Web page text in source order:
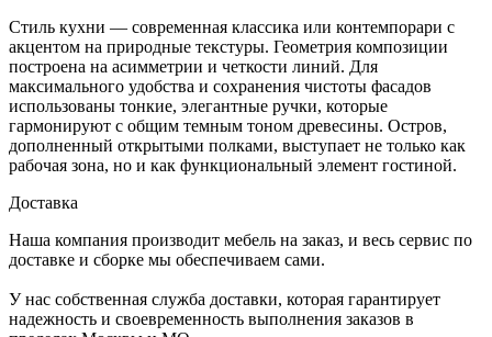
Стиль кухни — современная классика или контемпорари с
акцентом на природные текстуры. Геометрия композиции
построена на асимметрии и четкости линий. Для
максимального удобства и сохранения чистоты фасадов
использованы тонкие, элегантные ручки, которые
гармонируют с общим темным тоном древесины. Остров,
дополненный открытыми полками, выступает не только как
рабочая зона, но и как функциональный элемент гостиной.
Доставка
Наша компания производит мебель на заказ, и весь сервис по
доставке и сборке мы обеспечиваем сами.
У нас собственная служба доставки, которая гарантирует
надежность и своевременность выполнения заказов в